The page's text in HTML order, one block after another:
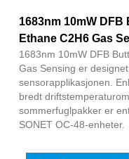
1683nm 10mW
Ethane C2H6 Gas
1683nm 10mW DFB
Gas Sensing er
sensorapplikasjonen.
bredt
sommerfuglpakker er
SONET OC-48-enheter.